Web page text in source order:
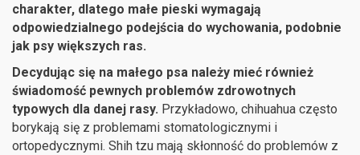
charakter, dlatego małe pieski wymagają
odpowiedzialnego podejścia do wychowania, podobnie
jak psy większych ras.
Decydując się na małego psa należy mieć również
świadomość pewnych problemów zdrowotnych
typowych dla danej rasy. Przykładowo, chihuahua często
borykają się z problemami stomatologicznymi i
ortopedycznymi. Shih tzu mają skłonność do problemów z